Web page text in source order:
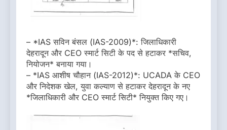
– *IAS सविन बंसल (IAS-2009)*: जिलाधिकारी
देहरादून और CEO स्मार्ट सिटी के पद से हटाकर *सचिव,
नियोजन* बनाया गया।
– *IAS आशीष चौहान (IAS-2012)*: UCADA के CEO
और निदेशक खेल, युवा कल्याण से हटाकर देहरादून के नए
*जिलाधिकारी और CEO स्मार्ट सिटी* नियुक्त किए गए।